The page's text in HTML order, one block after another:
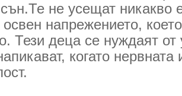
не усещат никакво
напрежението,
Тези деца се нуждаят
когато